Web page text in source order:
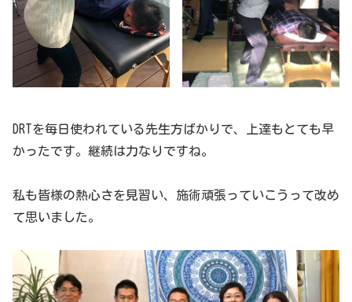
DRTを毎日使われている先生方ばかりで、上達もとても早
かったです。継続は力なりですね。
私も皆様の熱心さを見習い、施術頑張っていこうって改め
て思いました。